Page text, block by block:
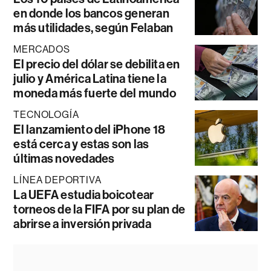
en donde los bancos generan
más utilidades, según Felaban
MERCADOS
El precio del dólar se debilita en
julio y América Latina tiene la
moneda más fuerte del mundo
TECNOLOGÍA
El lanzamiento del iPhone 18
está cerca y estas son las
últimas novedades
LÍNEA DEPORTIVA
La UEFA estudia boicotear
torneos de la FIFA por su plan de
abrirse a inversión privada